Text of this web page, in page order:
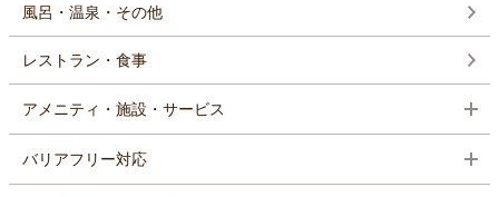
風呂・温泉・その他
レストラン・食事
アメニティ・施設・サービス
バリアフリー対応